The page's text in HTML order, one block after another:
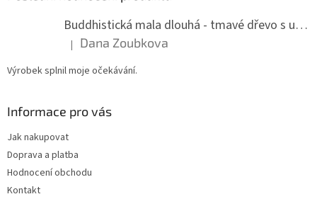
Buddhistická mala dlouhá - tmavé dřevo s uzlíky 8 mm
Hodnocení produktu je 5 z 5 hvězdiček.
| Dana Zoubkova
Výrobek splnil moje očekávání.
Informace pro vás
Jak nakupovat
Doprava a platba
Hodnocení obchodu
Kontakt